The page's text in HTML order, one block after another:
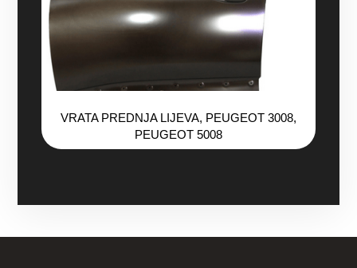
VRATA PREDNJA LIJEVA, PEUGEOT 3008,
PEUGEOT 5008